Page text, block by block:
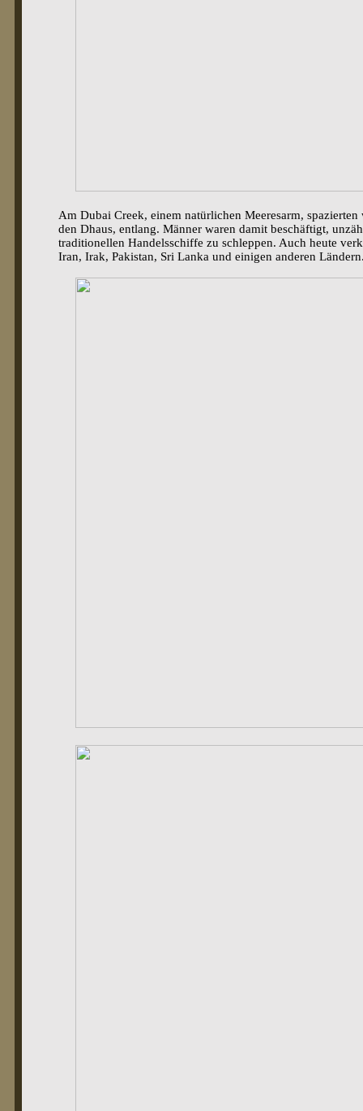
Am Dubai Creek, einem natürlichen Meeresarm,
den Dhaus, entlang. Männer waren damit beschäftigt,
traditionellen Handelsschiffe zu schleppen. Auch heute
Iran, Irak, Pakistan, Sri Lanka und einigen anderen